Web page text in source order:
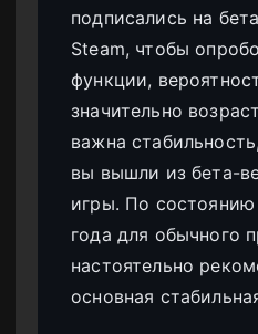
подписались на
Steam, чтобы
функции,
значительно
важна
вы вышли из бета-
игры. По
года для обычного
настоятельно
основная